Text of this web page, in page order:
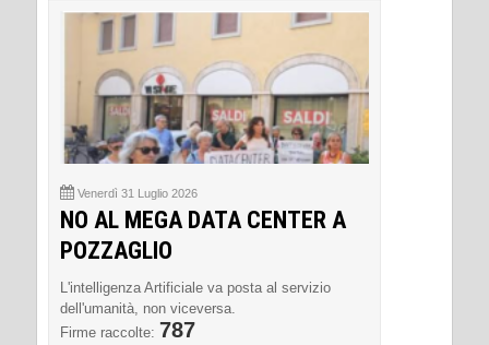
Venerdì 31 Luglio 2026
NO AL MEGA DATA CENTER A
POZZAGLIO
L'intelligenza Artificiale va posta al servizio
dell'umanità, non viceversa.
Firme raccolte: 787